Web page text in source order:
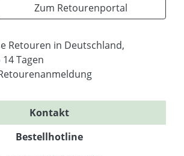
Zum Retourenportal
Retouren in Deutschland,
Tagen
Kontakt
Bestellhotline